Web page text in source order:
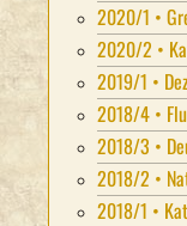
2020/1 •
2020/2 •
2019/1 •
2018/4 •
2018/3 •
2018/2 •
2018/1 •